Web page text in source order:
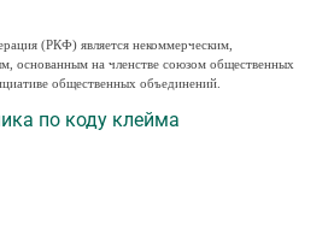
(РКФ) является некоммерческим,
основанным на членстве союзом общественных
общественных объединений.
по коду клейма